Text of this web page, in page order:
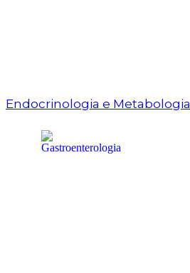
Endocrinologia e Metabologia